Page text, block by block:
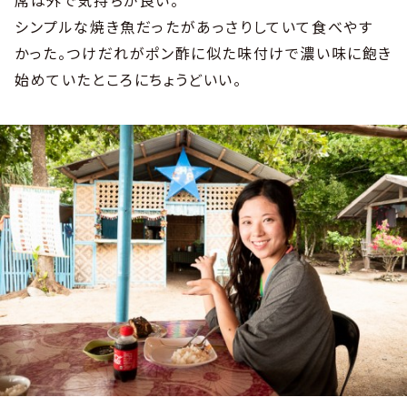
シンプルな焼き魚だったがあっさりしていて食べやす
かった。つけだれがポン酢に似た味付けで濃い味に飽き
始めていたところにちょうどいい。